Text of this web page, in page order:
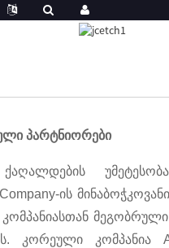
პარტნიორები
ის
კორეული კომპანია